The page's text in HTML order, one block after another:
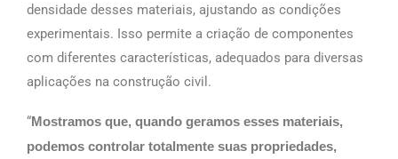
densidade desses materiais, ajustando as condições
experimentais. Isso permite a criação de componentes
com diferentes características, adequados para diversas
aplicações na construção civil.
“Mostramos que, quando geramos esses materiais,
podemos controlar totalmente suas propriedades,